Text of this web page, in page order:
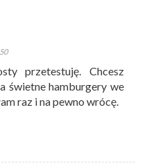
przetestuję. Chcesz
świetne hamburgery we
raz i na pewno wrócę.